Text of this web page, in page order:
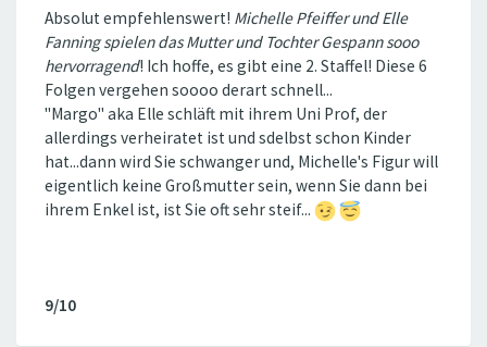
Absolut empfehlenswert! Michelle Pfeiffer und Elle
Fanning spielen das Mutter und Tochter Gespann sooo
hervorragend! Ich hoffe, es gibt eine 2. Staffel! Diese 6
Folgen vergehen soooo derart schnell...
"Margo" aka Elle schläft mit ihrem Uni Prof, der
allerdings verheiratet ist und sdelbst schon Kinder
hat...dann wird Sie schwanger und, Michelle's Figur will
eigentlich keine Großmutter sein, wenn Sie dann bei
ihrem Enkel ist, ist Sie oft sehr steif...
9/10